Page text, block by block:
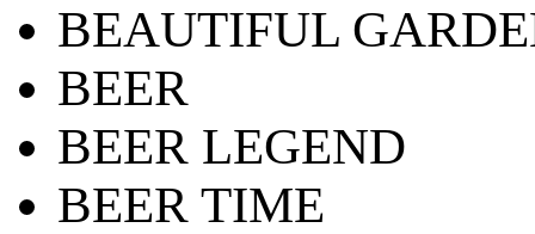
BEAUTIFUL
BEER
BEER LEGEND
BEER TIME